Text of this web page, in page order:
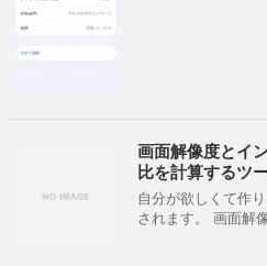
画面解像度とイ
比を計算するツ
自分が欲しくて作
されます。 画面解